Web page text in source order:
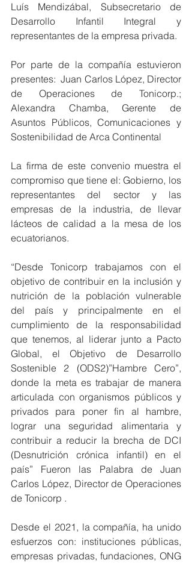
Luís Mendizábal, Subsecretario de
Desarrollo Infantil Integral y
representantes de la empresa privada.
Por parte de la compañía estuvieron
presentes:  Juan Carlos López, Director
de Operaciones de Tonicorp.;
Alexandra Chamba, Gerente de
Asuntos Públicos, Comunicaciones y
Sostenibilidad de Arca Continental
La firma de este convenio muestra el
compromiso que tiene el: Gobierno, los
representantes del sector y las
empresas de la industria, de llevar
lácteos de calidad a la mesa de los
ecuatorianos.
“Desde Tonicorp trabajamos con el
objetivo de contribuir en la inclusión y
nutrición de la población vulnerable
del país y principalmente en el
cumplimiento de la responsabilidad
que tenemos, al liderar junto a Pacto
Global, el Objetivo de Desarrollo
Sostenible 2 (ODS2)”Hambre Cero”,
donde la meta es trabajar de manera
articulada con organismos públicos y
privados para poner fin al hambre,
lograr una seguridad alimentaria y
contribuir a reducir la brecha de DCI
(Desnutrición crónica infantil) en el
país” Fueron las Palabra de Juan
Carlos López, Director de Operaciones
de Tonicorp .
Desde el 2021, la compañía, ha unido
esfuerzos con: instituciones públicas,
empresas privadas, fundaciones, ONG